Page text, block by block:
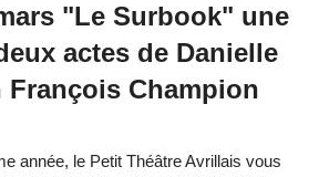
"Le Surbook" une
actes de Danielle
François Champion
année, le Petit Théâtre Avrillais vous